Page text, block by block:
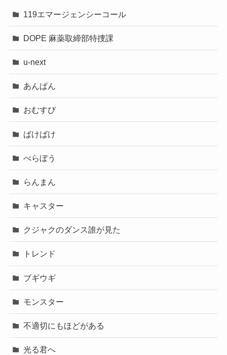
119エマージェンシーコール
DOPE 麻薬取締部特捜課
u-next
あんぱん
おむすび
ばけばけ
べらぼう
らんまん
キャスター
クジャクのダンス誰が見た
トレンド
ブギウギ
モンスター
不適切にもほどがある
光る君へ